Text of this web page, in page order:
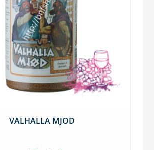
VALHALLA MJOD